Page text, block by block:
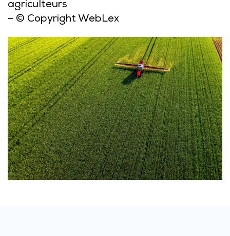
agriculteurs
– © Copyright WebLex